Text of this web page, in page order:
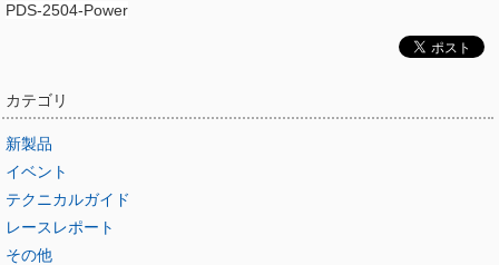
PDS-2504-Power
カテゴリ
新製品
イベント
テクニカルガイド
レースレポート
その他